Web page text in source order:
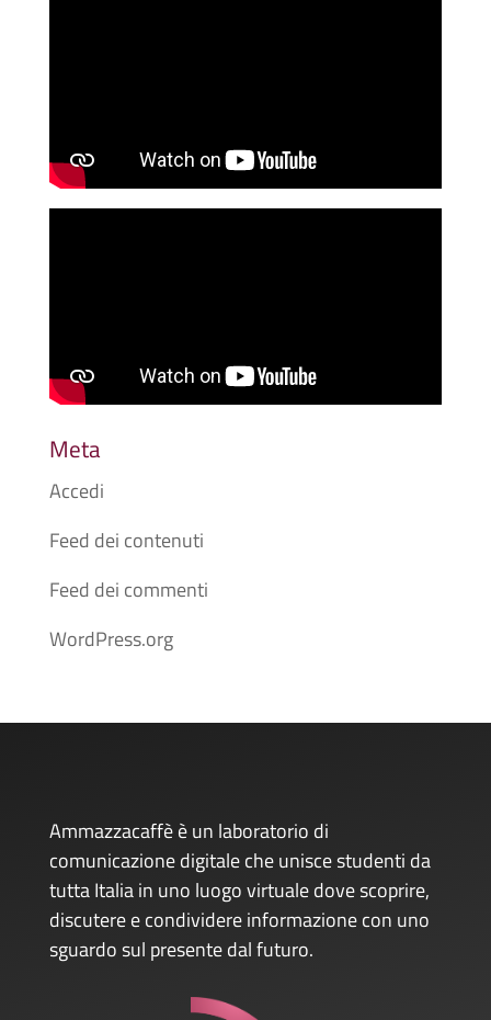
Meta
Accedi
Feed dei contenuti
Feed dei commenti
WordPress.org
Ammazzacaffè è un laboratorio di
comunicazione digitale che unisce studenti da
tutta Italia in uno luogo virtuale dove scoprire,
discutere e condividere informazione con uno
sguardo sul presente dal futuro.